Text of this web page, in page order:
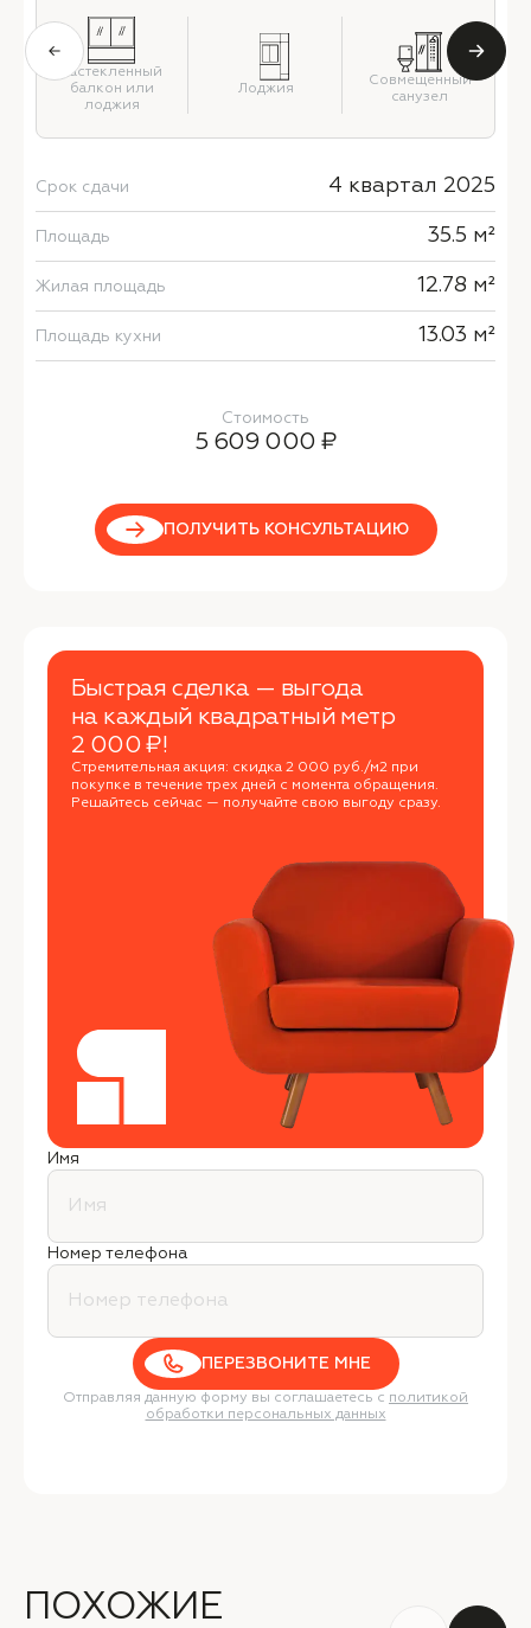
Застекленный
балкон или
лоджия
Лоджия
Совмещенный
санузел
Срок сдачи 4 квартал 2025
Площадь 35.5 м²
Жилая площадь 12.78 м²
Площадь кухни 13.03 м²
Стоимость
5 609 000 ₽
ПОЛУЧИТЬ КОНСУЛЬТАЦИЮ
Быстрая сделка — выгода
на каждый квадратный метр
2 000 ₽!
Стремительная акция: скидка 2 000 руб./м2 при
покупке в течение трех дней с момента обращения.
Решайтесь сейчас — получайте свою выгоду сразу.
Имя
Номер телефона
ПЕРЕЗВОНИТЕ МНЕ
Отправляя данную форму вы соглашаетесь с политикой
обработки персональных данных
ПОХОЖИЕ